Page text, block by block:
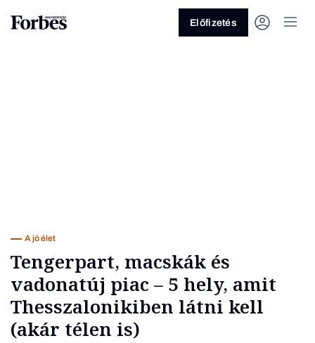
Előfizetés
A jó élet
Tengerpart, macskák és
vadonatúj piac – 5 hely, amit
Thesszalonikiben látni kell
(akár télen is)